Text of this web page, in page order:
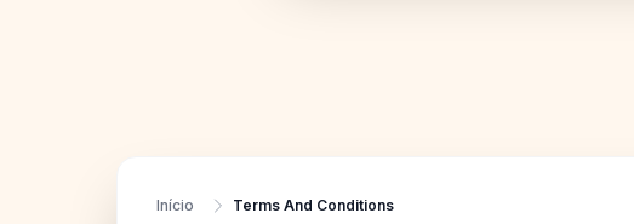
Início Terms And Conditions